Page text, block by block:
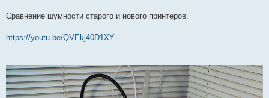
Сравнение шумности старого и нового принтеров.
https://youtu.be/QVEkj40D1XY